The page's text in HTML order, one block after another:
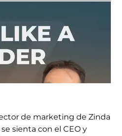
de marketing de Zinda
sienta con el CEO y